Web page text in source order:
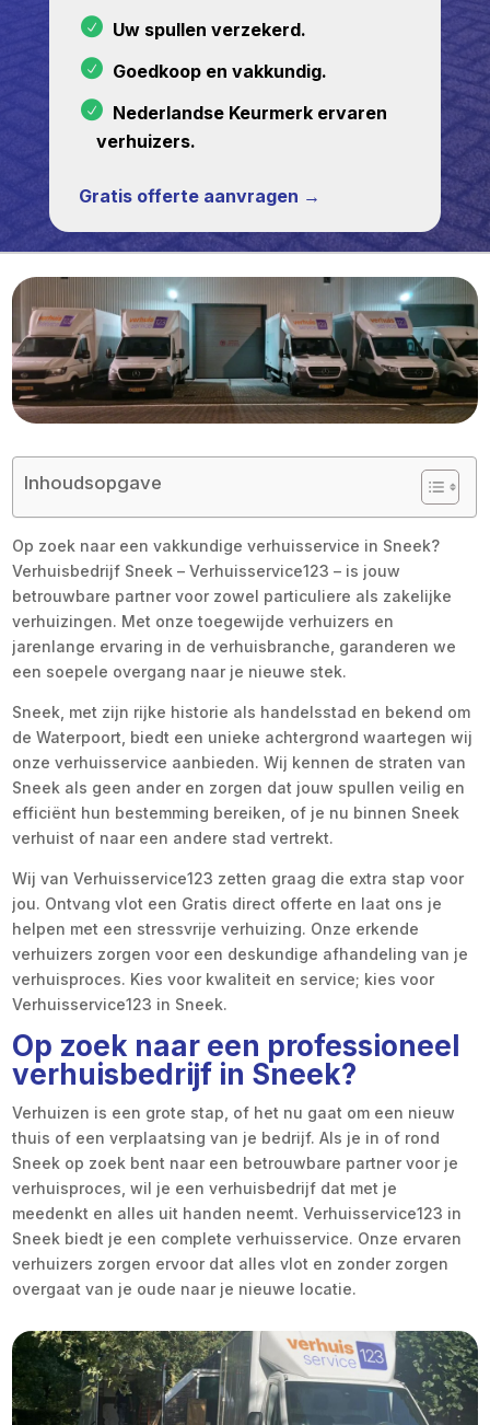
Uw spullen verzekerd.
Goedkoop en vakkundig.
Nederlandse Keurmerk ervaren
verhuizers.
Gratis offerte aanvragen →
Inhoudsopgave
Op zoek naar een vakkundige verhuisservice in Sneek?
Verhuisbedrijf Sneek – Verhuisservice123 – is jouw
betrouwbare partner voor zowel particuliere als zakelijke
verhuizingen. Met onze toegewijde verhuizers en
jarenlange ervaring in de verhuisbranche, garanderen we
een soepele overgang naar je nieuwe stek.
Sneek, met zijn rijke historie als handelsstad en bekend om
de Waterpoort, biedt een unieke achtergrond waartegen wij
onze verhuisservice aanbieden. Wij kennen de straten van
Sneek als geen ander en zorgen dat jouw spullen veilig en
efficiënt hun bestemming bereiken, of je nu binnen Sneek
verhuist of naar een andere stad vertrekt.
Wij van Verhuisservice123 zetten graag die extra stap voor
jou. Ontvang vlot een Gratis direct offerte en laat ons je
helpen met een stressvrije verhuizing. Onze erkende
verhuizers zorgen voor een deskundige afhandeling van je
verhuisproces. Kies voor kwaliteit en service; kies voor
Verhuisservice123 in Sneek.
Op zoek naar een professioneel
verhuisbedrijf in Sneek?
Verhuizen is een grote stap, of het nu gaat om een nieuw
thuis of een verplaatsing van je bedrijf. Als je in of rond
Sneek op zoek bent naar een betrouwbare partner voor je
verhuisproces, wil je een verhuisbedrijf dat met je
meedenkt en alles uit handen neemt. Verhuisservice123 in
Sneek biedt je een complete verhuisservice. Onze ervaren
verhuizers zorgen ervoor dat alles vlot en zonder zorgen
overgaat van je oude naar je nieuwe locatie.